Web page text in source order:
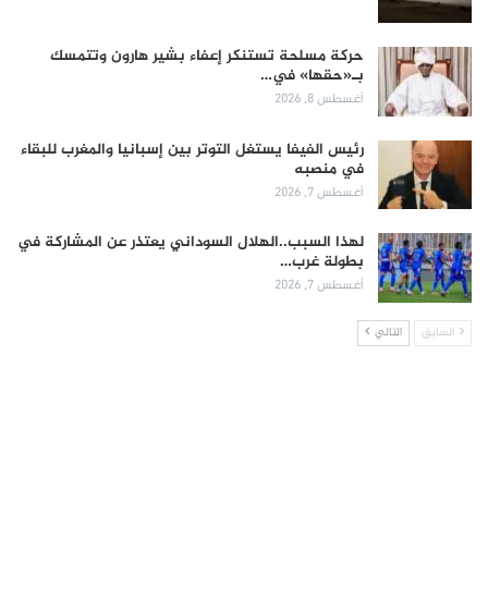
حركة مسلحة تستنكر إعفاء بشير هارون وتتمسك
بـ«حقها» في…
أغسطس 8, 2026
رئيس الفيفا يستغل التوتر بين إسبانيا والمغرب للبقاء
في منصبه
أغسطس 7, 2026
لهذا السبب..الهلال السوداني يعتذر عن المشاركة في
بطولة غرب…
أغسطس 7, 2026
السابق التالي